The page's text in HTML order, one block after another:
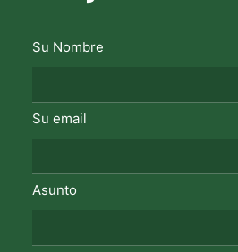
Su Nombre
Su email
Asunto